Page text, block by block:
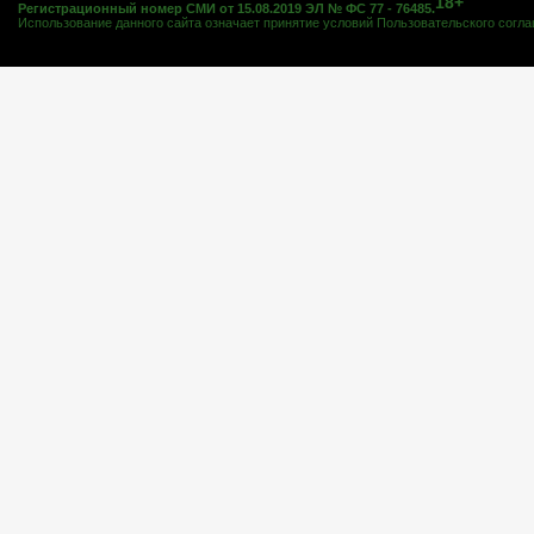
Регистрационный номер СМИ от 15.08.2019 ЭЛ № ФС 77 - 76485.
Использование данного сайта означает принятие условий Пользовательского